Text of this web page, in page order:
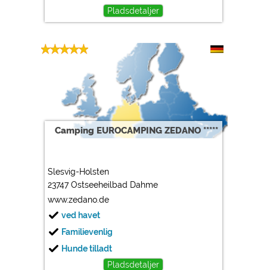
Pladsdetaljer
Camping EUROCAMPING ZEDANO *****
Slesvig-Holsten
23747 Ostseeheilbad Dahme
www.zedano.de
ved havet
Familievenlig
Hunde tilladt
Pladsdetaljer